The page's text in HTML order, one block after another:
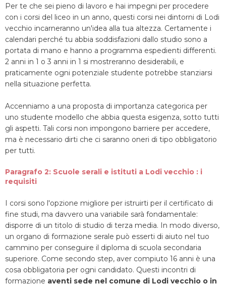
Per te che sei pieno di lavoro e hai impegni per procedere
con i corsi del liceo in un anno, questi corsi nei dintorni di Lodi
vecchio incarneranno un'idea alla tua altezza. Certamente i
calendari perché tu abbia soddisfazioni dallo studio sono a
portata di mano e hanno a programma espedienti differenti.
2 anni in 1 o 3 anni in 1 si mostreranno desiderabili, e
praticamente ogni potenziale studente potrebbe stanziarsi
nella situazione perfetta.
Accenniamo a una proposta di importanza categorica per
uno studente modello che abbia questa esigenza, sotto tutti
gli aspetti. Tali corsi non impongono barriere per accedere,
ma è necessario dirti che ci saranno oneri di tipo obbligatorio
per tutti.
Paragrafo 2: Scuole serali e istituti a Lodi vecchio : i
requisiti
I corsi sono l'opzione migliore per istruirti per il certificato di
fine studi, ma davvero una variabile sarà fondamentale:
disporre di un titolo di studio di terza media. In modo diverso,
un organo di formazione serale può esserti di aiuto nel tuo
cammino per conseguire il diploma di scuola secondaria
superiore. Come secondo step, aver compiuto 16 anni è una
cosa obbligatoria per ogni candidato. Questi incontri di
formazione aventi sede nel comune di Lodi vecchio o in